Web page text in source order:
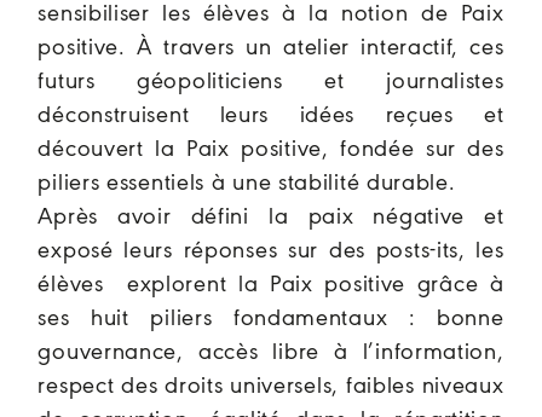
sensibiliser les élèves à la notion de Paix
positive. À travers un atelier interactif, ces
futurs géopoliticiens et journalistes
déconstruisent leurs idées reçues et
découvert la Paix positive, fondée sur des
piliers essentiels à une stabilité durable.
Après avoir défini la paix négative et
exposé leurs réponses sur des posts-its, les
élèves explorent la Paix positive grâce à
ses huit piliers fondamentaux : bonne
gouvernance, accès libre à l’information,
respect des droits universels, faibles niveaux